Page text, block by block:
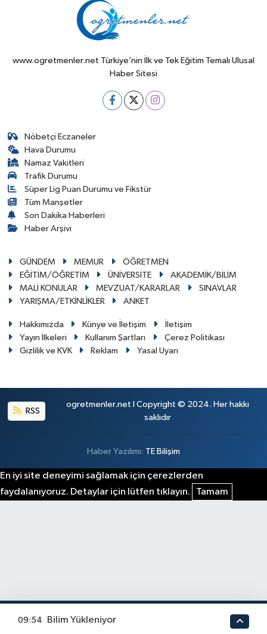
www.ogretmenler.net Türkiye’nin İlk ve Tek Eğitim Temalı Ulusal
Haber Sitesi
Nöbetçi Eczaneler
Hava Durumu
Namaz Vakitleri
Trafik Durumu
Süper Lig Puan Durumu ve Fikstür
Tüm Manşetler
Son Dakika Haberleri
Haber Arşivi
GÜNDEM MEMUR
ÖĞRETMEN
EĞİTİM/ÖĞRETİM
ÜNİVERSİTE
AKADEMİK/BİLİM
MALİ KONULAR
MEVZUAT/KARARLAR
SINAVLAR
YARIŞMA/ETKİNLİKLER
ANKET
Hakkımızda Künye ve İletişim
İletişim
Yayın İlkeleri
Kullanım Şartları
Çerez Politikası
Gizlilik ve KVK
Reklam Yasal Uyarı
RSS
ogretmenler.net I Copyright © 2024. Her hakkı
saklıdır
Haber Yazılımı: TE Bilişim
En iyi site deneyimi sağlamak için çerezlerden
faydalanıyoruz. Detaylar için lütfen tıklayın.
Tamam
09:54 Bilim Yükleniyor